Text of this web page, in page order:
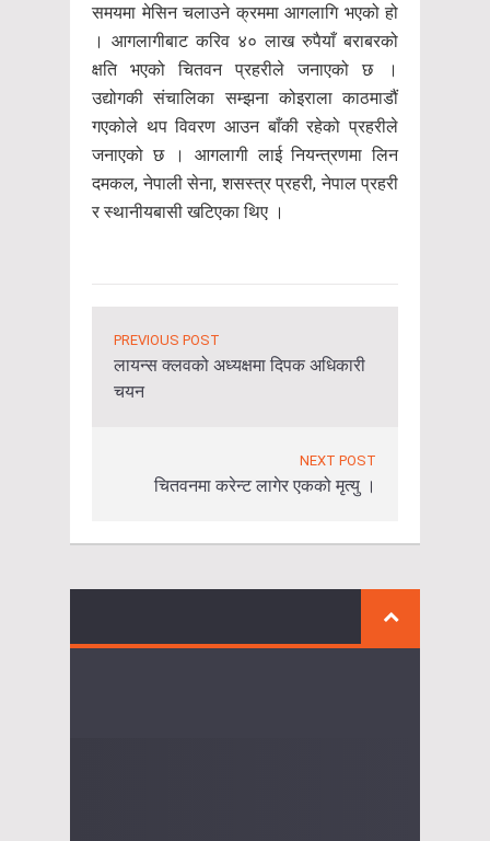
समयमा मेसिन चलाउने क्रममा आगलागि भएको हो
। आगलागीबाट करिव ४० लाख रुपैयाँ बराबरको
क्षति भएको चितवन प्रहरीले जनाएको छ ।
उद्योगकी संचालिका सम्झना कोइराला काठमाडौं
गएकोले थप विवरण आउन बाँकी रहेको प्रहरीले
जनाएको छ । आगलागी लाई नियन्त्रणमा लिन
दमकल, नेपाली सेना, शसस्त्र प्रहरी, नेपाल प्रहरी
र स्थानीयबासी खटिएका थिए ।
PREVIOUS POST
लायन्स क्लवको अध्यक्षमा दिपक अधिकारी
चयन
NEXT POST
चितवनमा करेन्ट लागेर एकको मृत्यु ।